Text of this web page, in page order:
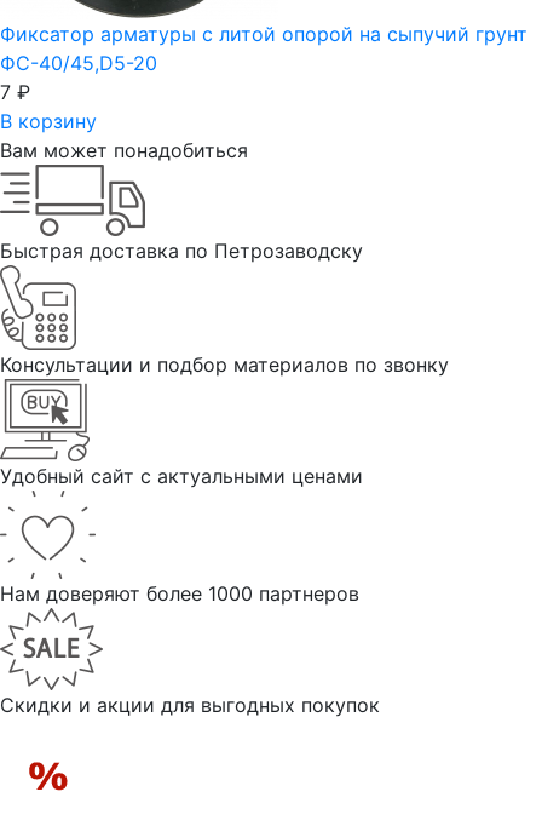
Фиксатор арматуры с литой опорой на сыпучий грунт
ФС-40/45,D5-20
7 ₽
В корзину
Вам может понадобиться
Быстрая доставка по Петрозаводску
Консультации и подбор материалов по звонку
Удобный сайт с актуальными ценами
Нам доверяют более 1000 партнеров
Скидки и акции для выгодных покупок